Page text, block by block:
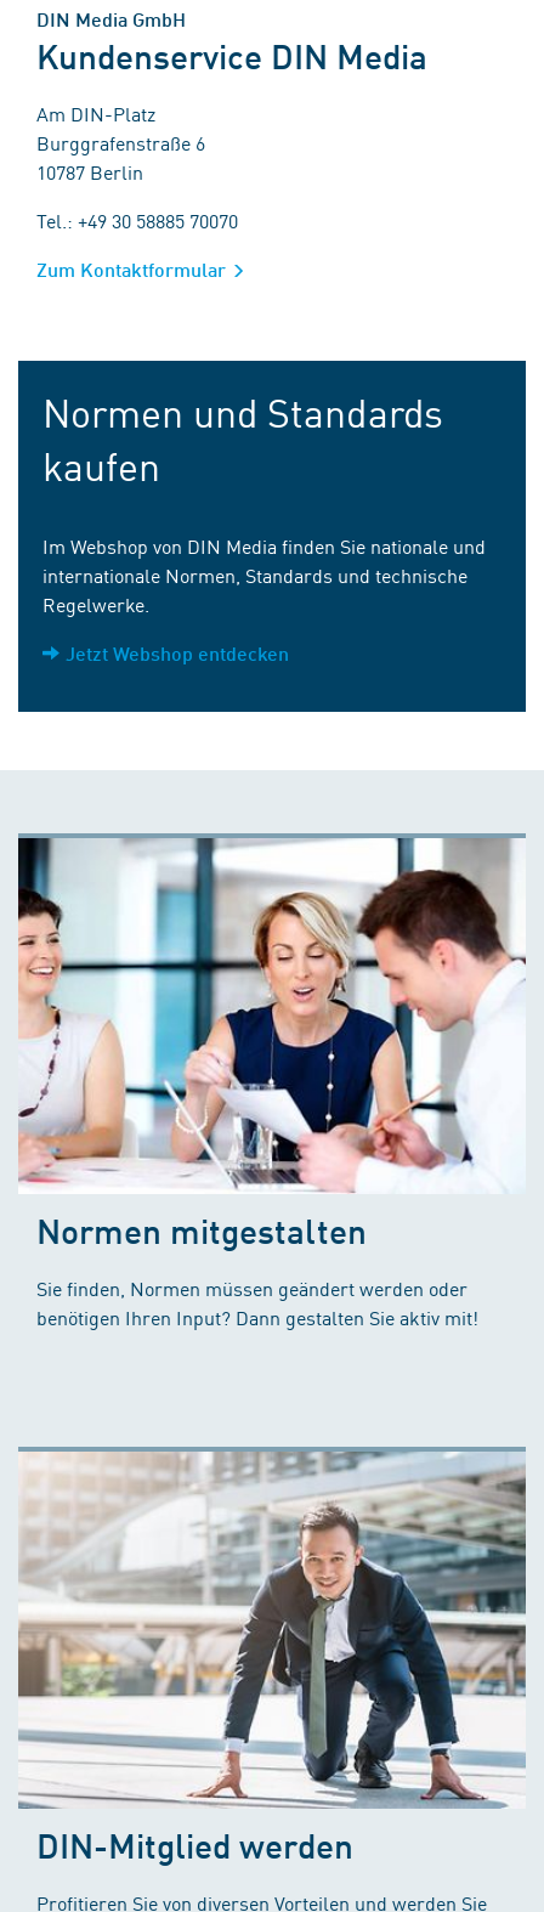
DIN Media GmbH
Kundenservice DIN Media
Am DIN-Platz
Burggrafenstraße 6
10787 Berlin
Tel.: +49 30 58885 70070
Zum Kontaktformular
Normen und Standards
kaufen
Im Webshop von DIN Media finden Sie nationale und
internationale Normen, Standards und technische
Regelwerke.
Jetzt Webshop entdecken
Normen mitgestalten
Sie finden, Normen müssen geändert werden oder
benötigen Ihren Input? Dann gestalten Sie aktiv mit!
DIN-Mitglied werden
Profitieren Sie von diversen Vorteilen und werden Sie